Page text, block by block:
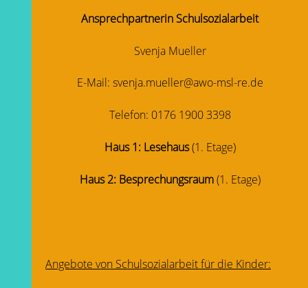
Ansprechpartnerin Schulsozialarbeit
Svenja Mueller
E-Mail: svenja.mueller@awo-msl-re.de
Telefon: 0176 1900 3398
Haus 1: Lesehaus(1. Etage)
Haus 2: Besprechungsraum(1. Etage)
Angebote von Schulsozialarbeit für die Kinder: